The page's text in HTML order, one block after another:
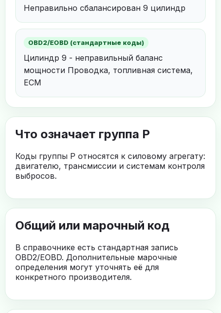
Неправильно сбалансирован 9 цилиндр
OBD2/EOBD (стандартные коды)
Цилиндр 9 - неправильный баланс
мощности Проводка, топливная система,
ECM
Что означает группа P
Коды группы P относятся к силовому агрегату:
двигателю, трансмиссии и системам контроля
выбросов.
Общий или марочный код
В справочнике есть стандартная запись
OBD2/EOBD. Дополнительные марочные
определения могут уточнять её для
конкретного производителя.